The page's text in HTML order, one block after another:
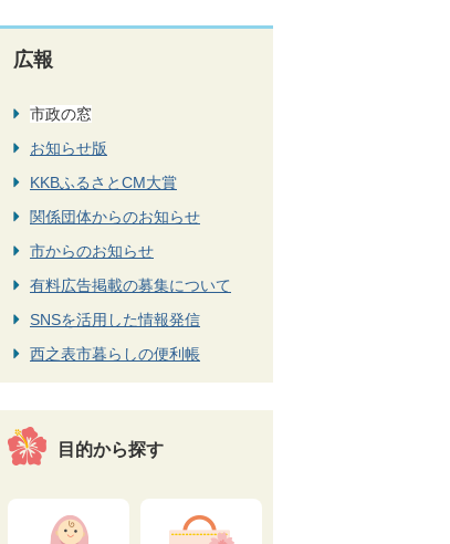
広報
市政の窓
お知らせ版
KKBふるさとCM大賞
関係団体からのお知らせ
市からのお知らせ
有料広告掲載の募集について
SNSを活用した情報発信
西之表市暮らしの便利帳
目的から探す